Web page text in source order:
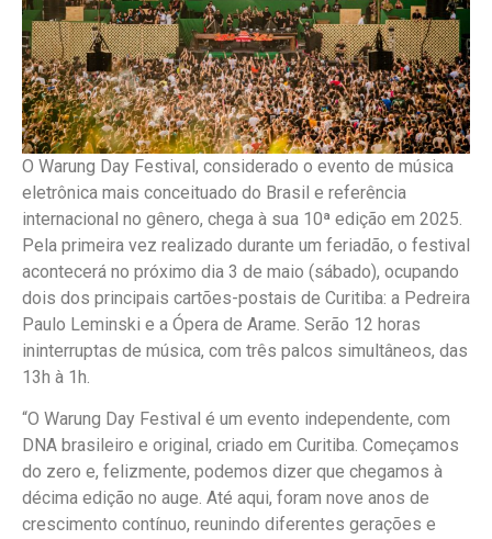
O Warung Day Festival, considerado o evento de música
eletrônica mais conceituado do Brasil e referência
internacional no gênero, chega à sua 10ª edição em 2025.
Pela primeira vez realizado durante um feriadão, o festival
acontecerá no próximo dia 3 de maio (sábado), ocupando
dois dos principais cartões-postais de Curitiba: a Pedreira
Paulo Leminski e a Ópera de Arame. Serão 12 horas
ininterruptas de música, com três palcos simultâneos, das
13h à 1h.
“O Warung Day Festival é um evento independente, com
DNA brasileiro e original, criado em Curitiba. Começamos
do zero e, felizmente, podemos dizer que chegamos à
décima edição no auge. Até aqui, foram nove anos de
crescimento contínuo, reunindo diferentes gerações e